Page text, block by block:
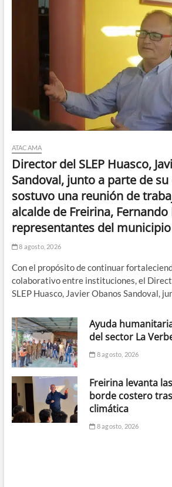
Copiapó
ATACAMA
Director del SLEP Huasco,
Sandoval, junto a parte de
sostuvo una reunión de
alcalde de Freirina, Fernando
representantes del municipio
8 agosto, 2026
Con el propósito de continuar
colaborativo entre instituciones, el
SLEP Huasco, Javier Obanos Sandoval,
Ayuda
del sector La
8 agosto, 2026
Freirina levanta
borde costero
climática
8 agosto, 2026